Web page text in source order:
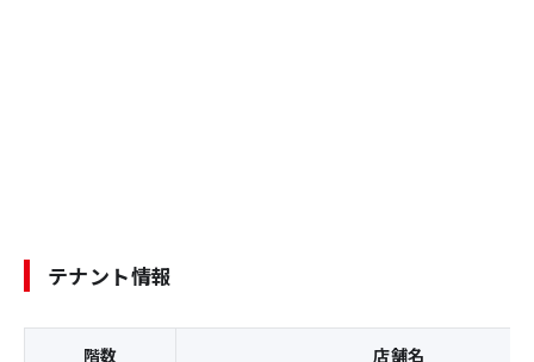
テナント情報
階数 店舗名